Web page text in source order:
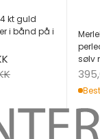
kt guld
i bånd på i
sølv